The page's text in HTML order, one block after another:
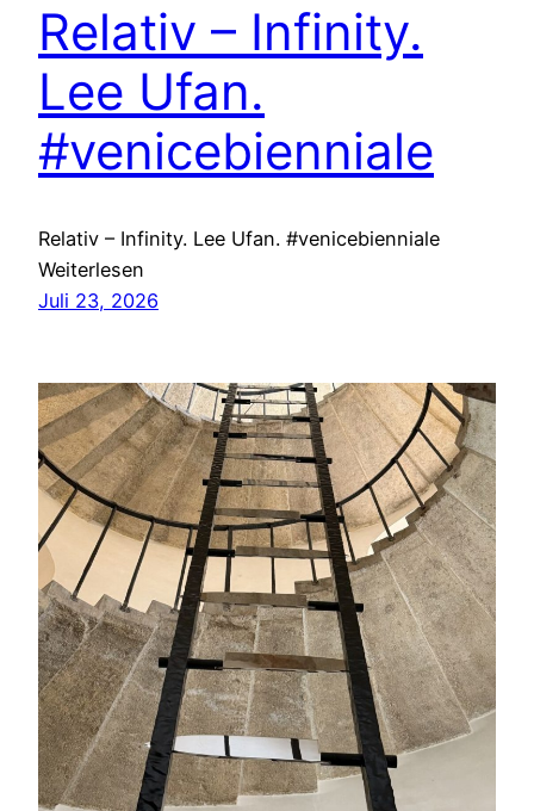
Relativ – Infinity.
Lee Ufan.
#venicebienniale
Relativ – Infinity. Lee Ufan. #venicebienniale
Weiterlesen
Juli 23, 2026